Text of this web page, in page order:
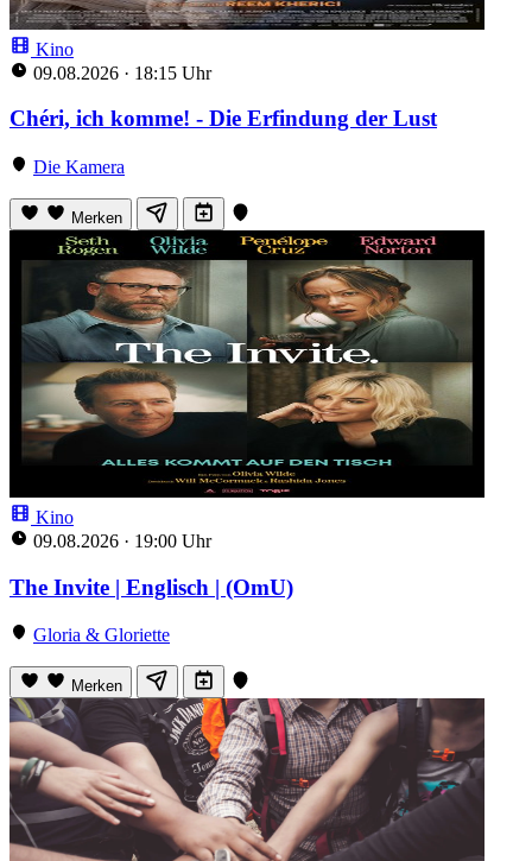
Kino
09.08.2026 · 18:15 Uhr
Chéri, ich komme! - Die Erfindung der Lust
Die Kamera
Merken
Kino
09.08.2026 · 19:00 Uhr
The Invite | Englisch | (OmU)
Gloria & Gloriette
Merken